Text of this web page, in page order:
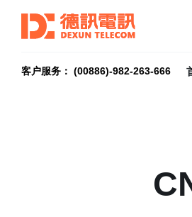
客户服务： (00886)-982-263-666